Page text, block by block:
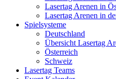
Lasertag Arenen in
Lasertag Arenen in
Spielsysteme
Deutschland
Übersicht Lasertag
Österreich
Schweiz
Lasertag Teams